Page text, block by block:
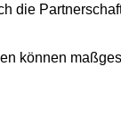
die
können